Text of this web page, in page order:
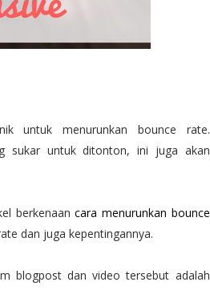
untuk menurunkan bounce rate.
sukar untuk ditonton, ini juga akan
berkenaancara menurunkan bounce
dan juga kepentingannya.
blogpost dan video tersebut adalah